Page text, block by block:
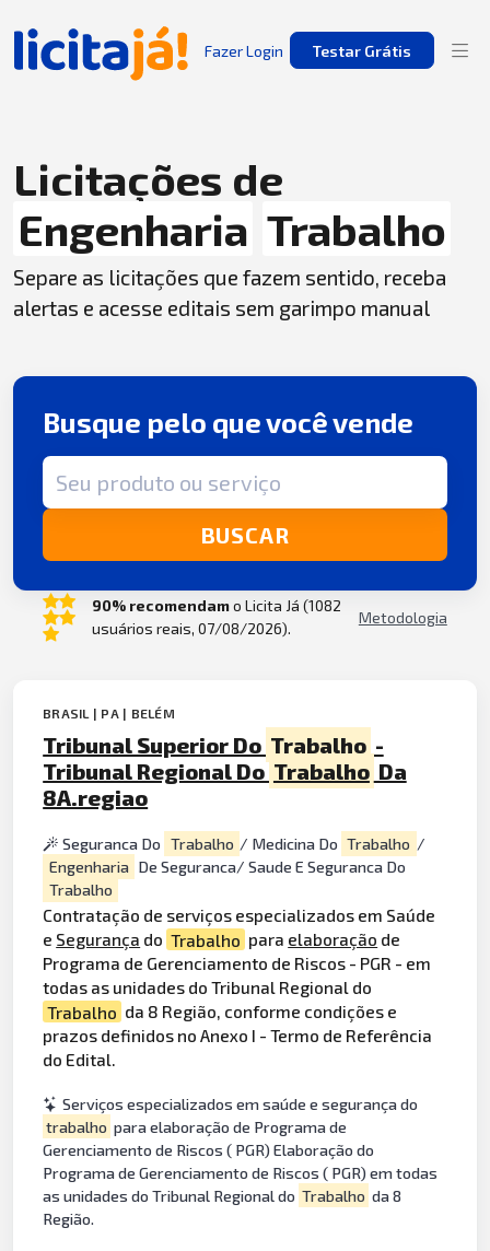
Fazer Login Testar Grátis
Licitações de
Engenharia Trabalho
Separe as licitações que fazem sentido, receba
alertas e acesse editais sem garimpo manual
Busque pelo que você vende
Termo de busca
BUSCAR
90% recomendamo Licita Já (1082
usuários reais, 07/08/2026).
Metodologia
BRASIL | PA | BELÉM
Tribunal Superior Do Trabalho -
Tribunal Regional Do Trabalho Da
8A.regiao
Seguranca Do Trabalho / Medicina Do Trabalho /
Engenharia De Seguranca/ Saude E Seguranca Do
Trabalho
Contratação de serviços especializados em Saúde
e Segurança do Trabalho para elaboração de
Programa de Gerenciamento de Riscos - PGR - em
todas as unidades do Tribunal Regional do
Trabalho da 8 Região, conforme condições e
prazos definidos no Anexo I - Termo de Referência
do Edital.
Serviços especializados em saúde e segurança do
trabalho para elaboração de Programa de
Gerenciamento de Riscos ( PGR) Elaboração do
Programa de Gerenciamento de Riscos ( PGR) em todas
as unidades do Tribunal Regional do Trabalho da 8
Região.